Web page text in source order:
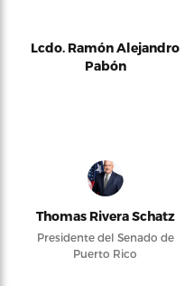
Lcdo. Ramón Alejandro
Pabón
Thomas Rivera Schatz
Presidente del Senado de
Puerto Rico